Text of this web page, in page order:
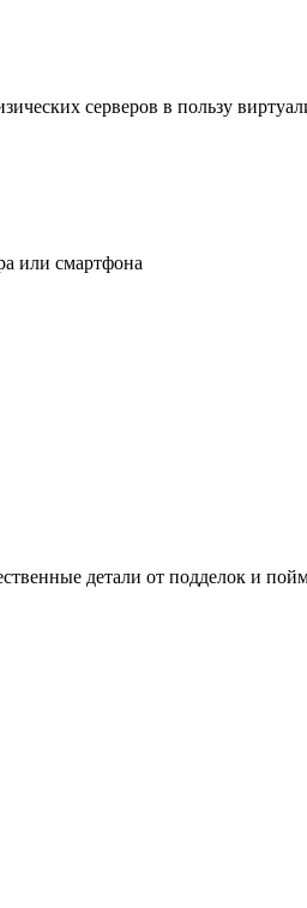
серверов в пользу
или смартфона
детали от подделок и